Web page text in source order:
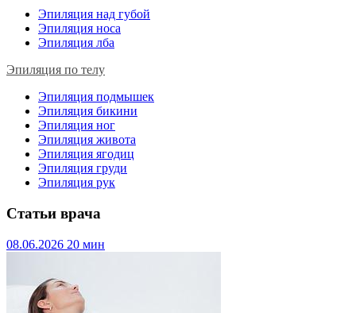
Эпиляция над губой
Эпиляция носа
Эпиляция лба
Эпиляция по телу
Эпиляция подмышек
Эпиляция бикини
Эпиляция ног
Эпиляция живота
Эпиляция ягодиц
Эпиляция груди
Эпиляция рук
Статьи врача
08.06.2026 20 мин